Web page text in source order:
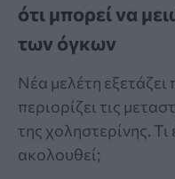
ότι μπορεί να
των όγκων
Νέα μελέτη
περιορίζει τις
της χοληστερίνης. Τι
ακολουθεί;